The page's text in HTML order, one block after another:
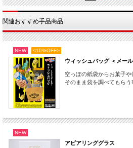
┃詳細説明 ＆ 店主レビュー
難しい液体の連続カラーチェンジを実に
った用具です。
以前から同種の現象ができる用具もあり
クシーグラス」はそれらのグレードアッ
言うよりもこれがついに完成版と言った
動画をご覧いただければ分かるように、
まず驚かされるのがそのリアルさと美しさ
です。
従来のものだと見た目とギミックの問題
大変大きく美しい専用グラス（しかも
すがガラスではなく超耐久性プラスチック
関連おすすめ手品商品
NEW <10%OFF>
ウィッシュバッグ ＜メー
空っぽの紙袋からお菓子や
そのまま袋を調べてもらう
NEW
アピアリンググラス